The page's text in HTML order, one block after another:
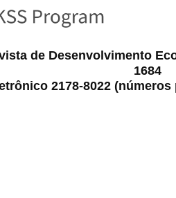
de Desenvolvimento
1684
2178-8022